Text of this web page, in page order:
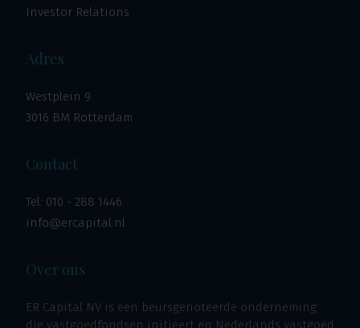
Investor Relations
Adres
Westplein 9
3016 BM Rotterdam
Contact
Tel: 010 - 288 1446
info@ercapital.nl
Over ons
ER Capital NV is een beursgenoteerde onderneming
die vastgoedfondsen initieert en Nederlands vastgoed